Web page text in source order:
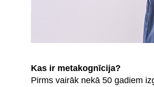
Kas ir metakognīcija?
Pirms vairāk nekā 50 gadiem